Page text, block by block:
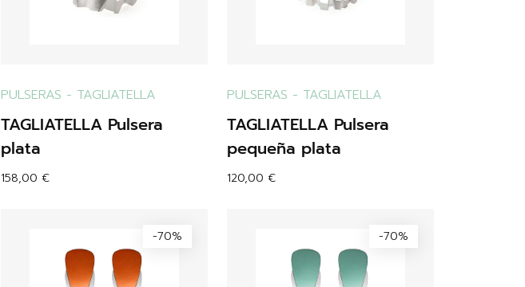
PULSERAS - TAGLIATELLA
TAGLIATELLA Pulsera
plata
158,00 €
PULSERAS - TAGLIATELLA
TAGLIATELLA Pulsera
pequeña plata
120,00 €
-70% -70%